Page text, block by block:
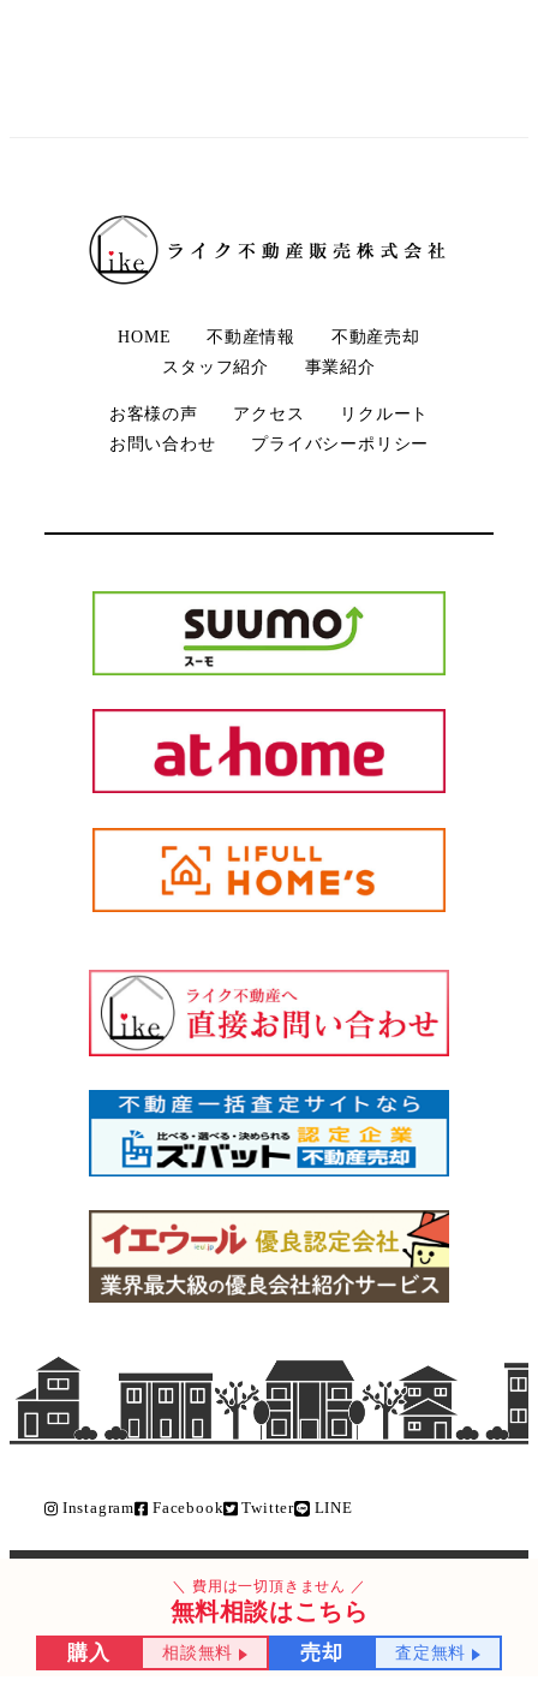
HOME 不動産情報
不動産売却
スタッフ紹介
事業紹介
お客様の声 アクセス
リクルート
お問い合わせ
プライバシーポリシー
Instagram Facebook Twitter LINE
Copyright © ライク不動産販売 All Rights Reserved.
費用は一切頂きません
無料相談はこちら
購入 相談無料 売却 査定無料